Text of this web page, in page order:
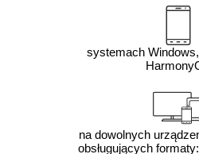
systemach
na dowolnych
obsługujących